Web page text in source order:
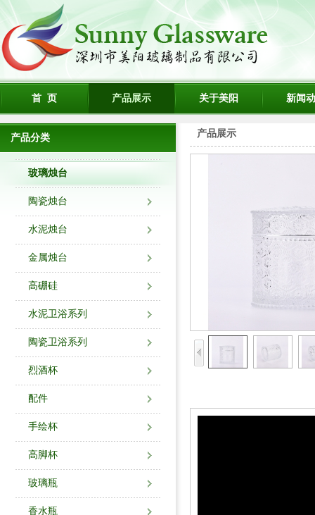
首 页 产品展示 关于美阳 新闻
产品分类
玻璃烛台
陶瓷烛台
水泥烛台
金属烛台
高硼硅
水泥卫浴系列
陶瓷卫浴系列
烈酒杯
配件
手绘杯
高脚杯
玻璃瓶
香水瓶
产品展示